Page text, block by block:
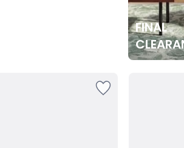
FINAL